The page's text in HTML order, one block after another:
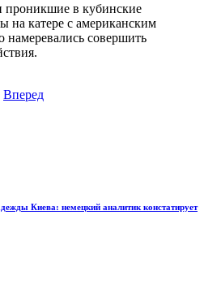
в кубинские
на катере с американским
намеревались совершить
Вперед
Киева: немецкий аналитик констатирует